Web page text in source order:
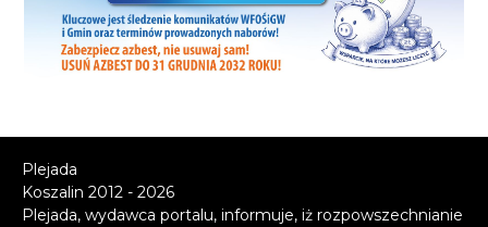
Plejada
Koszalin 2012 - 2026
Plejada, wydawca portalu, informuje, iż rozpowszechnianie